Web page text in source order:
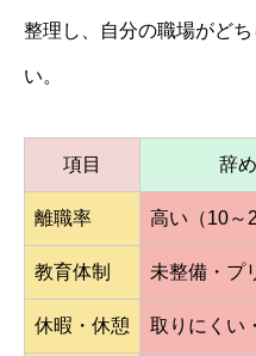
整理し、自分の職場がど
い。
項目 辞
離職率 高い（10～
教育体制 未整備・プ
休暇・休憩 取りにくい